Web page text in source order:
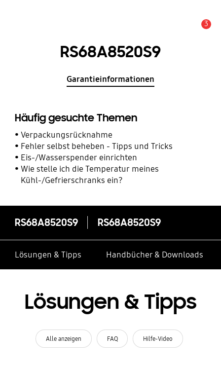
3
RS68A8520S9
Garantieinformationen
Häufig gesuchte Themen
Verpackungsrücknahme
Fehler selbst beheben - Tipps und Tricks
Eis-/Wasserspender einrichten
Wie stelle ich die Temperatur meines
Kühl-/Gefrierschranks ein?
RS68A8520S9 RS68A8520S9
Lösungen & Tipps Handbücher & Downloads
Lösungen & Tipps
Alle anzeigen FAQ Hilfe-Video